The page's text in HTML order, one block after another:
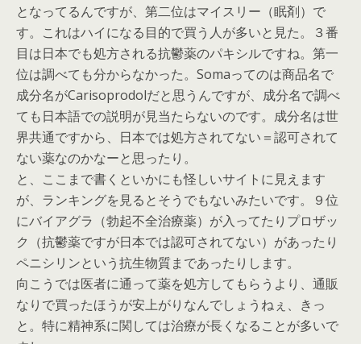
となってるんですが、第二位はマイスリー（眠剤）で
す。これはハイになる目的で買う人が多いと見た。３番
目は日本でも処方される抗鬱薬のパキシルですね。第一
位は調べても分からなかった。Somaってのは商品名で
成分名がCarisoprodolだと思うんですが、成分名で調べ
ても日本語での説明が見当たらないのです。成分名は世
界共通ですから、日本では処方されてない＝認可されて
ない薬なのかなーと思ったり。
と、ここまで書くといかにも怪しいサイトに見えます
が、ランキングを見るとそうでもないみたいです。９位
にバイアグラ（勃起不全治療薬）が入ってたりプロザッ
ク（抗鬱薬ですが日本では認可されてない）があったり
ペニシリンという抗生物質まであったりします。
向こうでは医者に通って薬を処方してもらうより、通販
なりで買ったほうが安上がりなんでしょうねぇ、きっ
と。特に精神系に関しては治療が長くなることが多いで